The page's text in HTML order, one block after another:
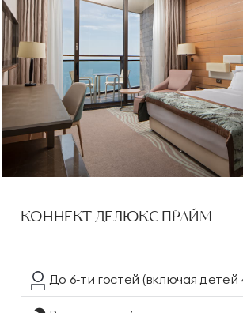
КОННЕКТ ДЕЛЮКС ПРАЙМ
До 6‑ти гостей (включая детей